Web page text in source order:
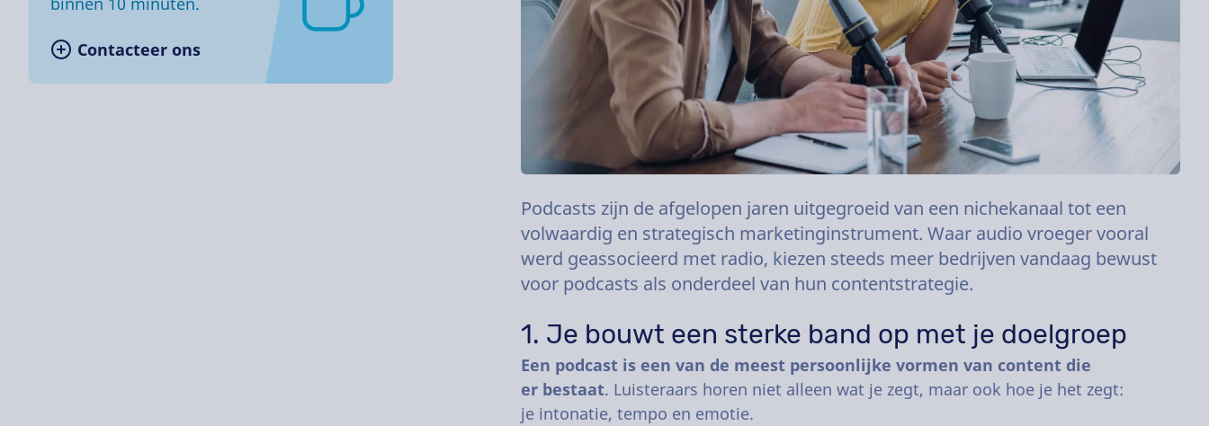
Contacteer ons
Podcasts zijn de afgelopen jaren uitgegroeid van een nichekanaal tot een
volwaardig en strategisch marketinginstrument. Waar audio vroeger vooral
werd geassocieerd met radio, kiezen steeds meer bedrijven vandaag bewust
voor podcasts als onderdeel van hun contentstrategie.
1. Je bouwt een sterke band op met je doelgroep
Een podcast is een van de meest persoonlijke vormen van content die
er bestaat. Luisteraars horen niet alleen wat je zegt, maar ook hoe je het zegt:
je intonatie, tempo en emotie.